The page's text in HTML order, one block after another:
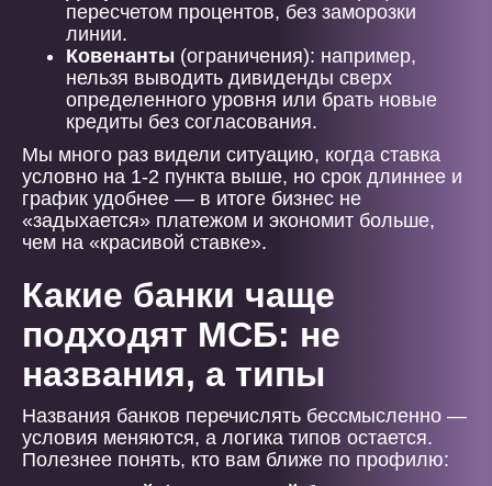
пересчетом процентов, без заморозки
линии.
Ковенанты (ограничения): например,
нельзя выводить дивиденды сверх
определенного уровня или брать новые
кредиты без согласования.
Мы много раз видели ситуацию, когда ставка
условно на 1-2 пункта выше, но срок длиннее и
график удобнее — в итоге бизнес не
«задыхается» платежом и экономит больше,
чем на «красивой ставке».
Какие банки чаще
подходят МСБ: не
названия, а типы
Названия банков перечислять бессмысленно —
условия меняются, а логика типов остается.
Полезнее понять, кто вам ближе по профилю: